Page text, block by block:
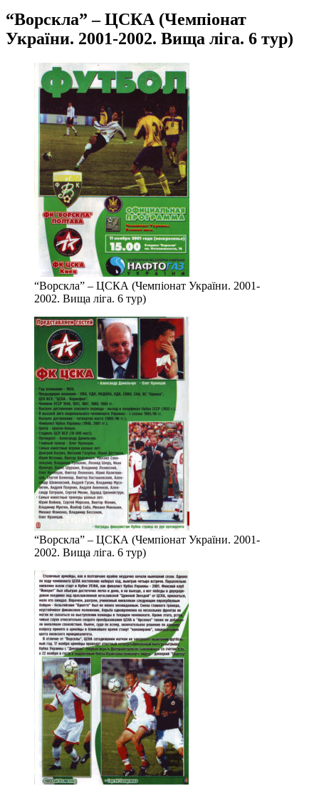
“Ворскла” – ЦСКА (Чемпіонат
України. 2001-2002. Вища ліга. 6 тур)
“Ворскла” – ЦСКА (Чемпіонат України. 2001-
2002. Вища ліга. 6 тур)
“Ворскла” – ЦСКА (Чемпіонат України. 2001-
2002. Вища ліга. 6 тур)